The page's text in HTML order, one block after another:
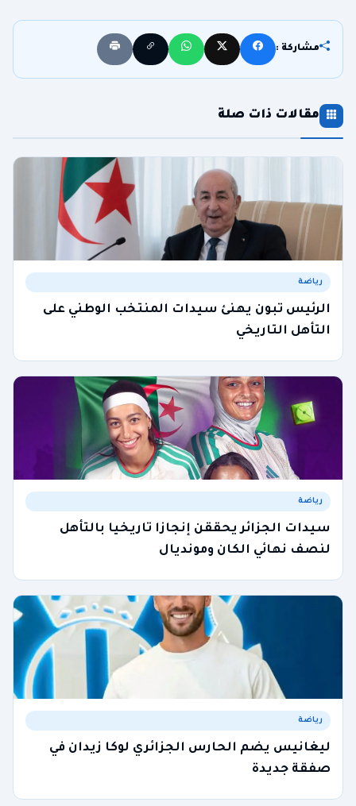
مشاركة :
مقالات ذات صلة
رياضة
الرئيس تبون يهنئ سيدات المنتخب الوطني على
التأهل التاريخي
رياضة
سيدات الجزائر يحققن إنجازا تاريخيا بالتأهل
لنصف نهائي الكان ومونديال
رياضة
ليغانيس يضم الحارس الجزائري لوكا زيدان في
صفقة جديدة